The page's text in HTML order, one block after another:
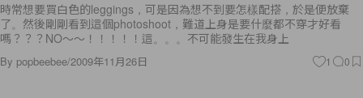
時常想要買白色的leggings，可是因為想不到要怎樣配搭，於是便放棄
了。然後剛剛看到這個photoshoot，難道上身是要什麼都不穿才好看
嗎？？？NO～～！！！！！這。。。不可能發生在我身上
By popbeebee/2009年11月26日 1 0